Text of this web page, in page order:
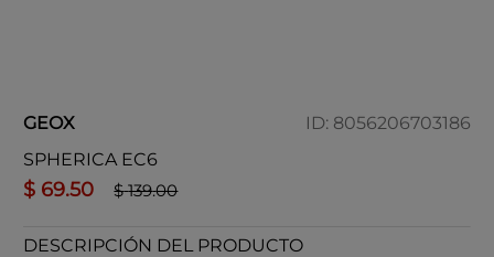
GEOX ID: 8056206703186
SPHERICA EC6
$ 69.50 $ 139.00
DESCRIPCIÓN DEL PRODUCTO